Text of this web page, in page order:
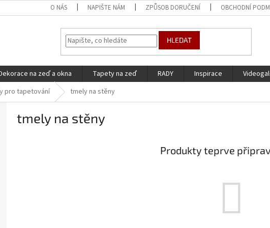
O NÁS NAPIŠTE NÁM ZPŮSOB DORUČENÍ OBCHODNÍ
HLEDAT
na zeď a okna Tapety na zeď RADY Inspirace
pro tapetování tmely na stěny
tmely na stěny
Produkty teprve